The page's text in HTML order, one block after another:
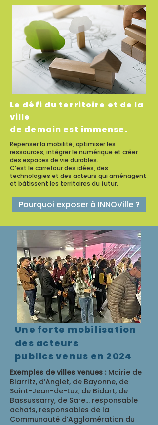
Le défi du territoire et de la
ville
de demain est immense.
Repenser la mobilité, optimiser les
ressources, intégrer le numérique et créer
des espaces de vie durables.
C’est le carrefour des idées, des
technologies et des acteurs qui aménagent
et bâtissent les territoires du futur.
Pourquoi exposer à INNOVille ?
Une forte mobilisation
des acteurs
publics venus en 2024
Exemples de villes venues : Mairie de
Biarritz, d’Anglet, de Bayonne, de
Saint-Jean-de-Luz, de Bidart, de
Bassussarry, de Sare... responsable
achats, responsables de la
Communauté d’Agglomération du